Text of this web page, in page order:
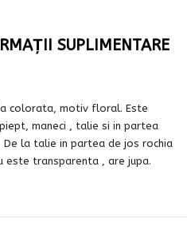
SUPLIMENTARE
colorata, motiv floral. Este
maneci , talie si in partea
la talie in partea de jos rochia
este transparenta , are jupa.